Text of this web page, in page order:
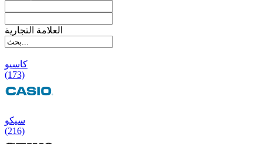
العلامة التجارية
کاسیو
(173)
سیکو
(216)